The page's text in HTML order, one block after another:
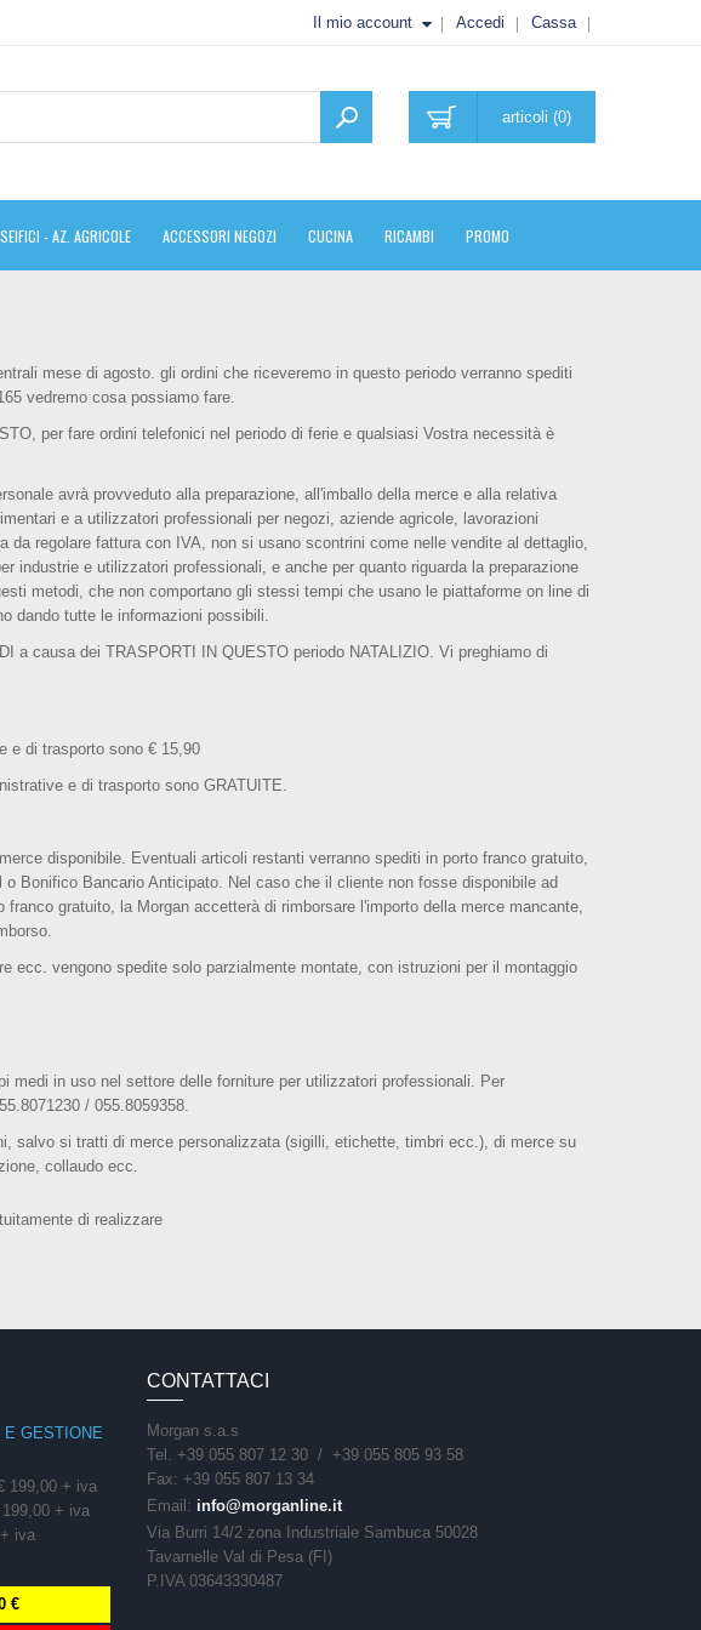
Cassa
Accedi
Il mio account
articoli (0)
- AZ. AGRICOLE ACCESSORI NEGOZI CUCINA RICAMBI PROMO
mese di agosto. gli ordini che riceveremo in questo periodo verranno spediti
vedremo cosa possiamo fare.
per fare ordini telefonici nel periodo di ferie e qualsiasi Vostra necessità è
avrà provveduto alla preparazione, all'imballo della merce e alla relativa
e a utilizzatori professionali per negozi, aziende agricole, lavorazioni
regolare fattura con IVA, non si usano scontrini come nelle vendite al dettaglio,
industrie e utilizzatori professionali, e anche per quanto riguarda la preparazione
metodi, che non comportano gli stessi tempi che usano le piattaforme on line di
dando tutte le informazioni possibili.
a causa dei TRASPORTI IN QUESTO periodo NATALIZIO. Vi preghiamo di
e di trasporto sono € 15,90
e di trasporto sono GRATUITE.
disponibile. Eventuali articoli restanti verranno spediti in porto franco gratuito,
Bonifico Bancario Anticipato. Nel caso che il cliente non fosse disponibile ad
gratuito, la Morgan accetterà di rimborsare l'importo della merce mancante,
ecc. vengono spedite solo parzialmente montate, con istruzioni per il montaggio
medi in uso nel settore delle forniture per utilizzatori professionali. Per
/ 055.8059358.
salvo si tratti di merce personalizzata (sigilli, etichette, timbri ecc.), di merce su
collaudo ecc.
di realizzare
GESTIONE
199,00 + iva
+ iva
iva
€
CONTATTACI
Morgan s.a.s
Tel. +39 055 807 12 30 / +39 055 805 93 58
Fax: +39 055 807 13 34
Email: info@morganline.it
Via Burri 14/2 zona Industriale Sambuca 50028
Tavarnelle Val di Pesa (FI)
P.IVA 03643330487